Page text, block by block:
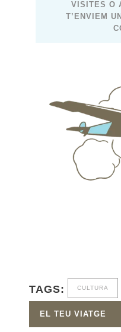
VISITES O
T’ENVIEM
TAGS: CULTURA
EL TEU VIATGE